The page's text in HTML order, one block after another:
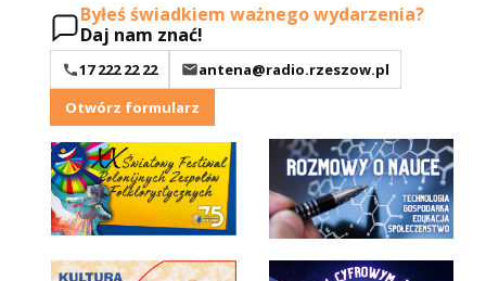
Byłeś świadkiem ważnego wydarzenia?
Daj nam znać!
17 222 22 22
antena@radio.rzeszow.pl
Otwórz formularz